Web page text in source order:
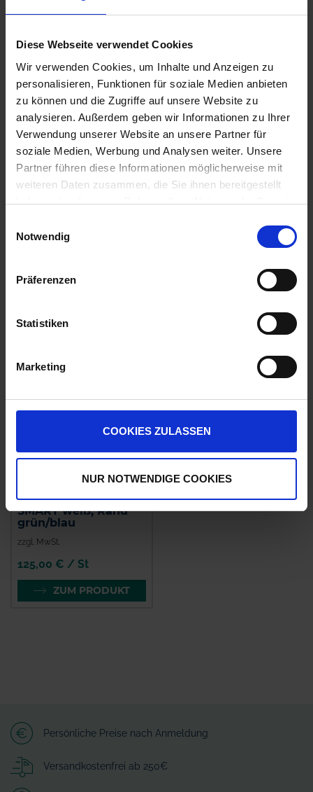
Diese Webseite verwendet Cookies
Wir verwenden Cookies, um Inhalte und Anzeigen zu
personalisieren, Funktionen für soziale Medien anbieten
zu können und die Zugriffe auf unsere Website zu
analysieren. Außerdem geben wir Informationen zu Ihrer
Verwendung unserer Website an unsere Partner für
soziale Medien, Werbung und Analysen weiter. Unsere
Partner führen diese Informationen möglicherweise mit
weiteren Daten zusammen, die Sie ihnen bereitgestellt
haben oder die sie im Rahmen Ihrer Nutzung der Dienste
Notwendig
Präferenzen
Statistiken
Marketing
COOKIES ZULASSEN
NUR NOTWENDIGE COOKIES
POWERStretch 0,75
m x 1500 m x 25 µm
zzgl. MwSt.
109,70 € / St
WARENKORB
Salzleckstein 10 kg
zzgl. MwSt.
0,73 € / kg
IN DEN
WARENKORB
BAT Pro PowerNet
SMART weiß, Rand
grün/blau
zzgl. MwSt.
125,00 € / St
ZUM PRODUKT
Persönliche Preise nach Anmeldung
Versandkostenfrei ab 250€